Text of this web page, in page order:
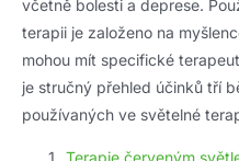
včetně bolesti a deprese.
terapii je založeno na
mohou mít specifické
je stručný přehled účinků tří
používaných ve světelné